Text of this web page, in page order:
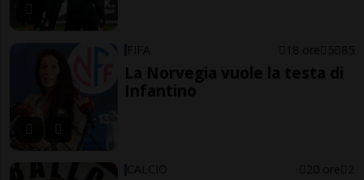
FIFA 18 ore 5 85
La Norvegia vuole la testa di
Infantino
CALCIO 20 ore 2